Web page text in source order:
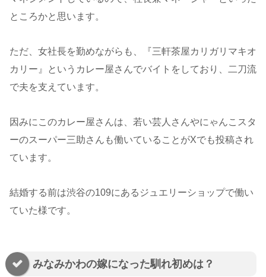
ところかと思います。
ただ、女社長を勤めながらも、『三軒茶屋カリガリマキオ
カリー』というカレー屋さんでバイトをしており、二刀流
で夫を支えています。
因みにこのカレー屋さんは、若い芸人さんやにゃんこスタ
ーのスーパー三助さんも働いていることがXでも投稿され
ています。
結婚する前は渋谷の109にあるジュエリーショップで働い
ていた様です。
みなみかわの嫁になった馴れ初めは？